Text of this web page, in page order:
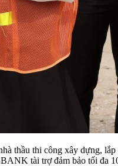
thầu thi công xây dựng,
tài trợ đảm bảo tối đa